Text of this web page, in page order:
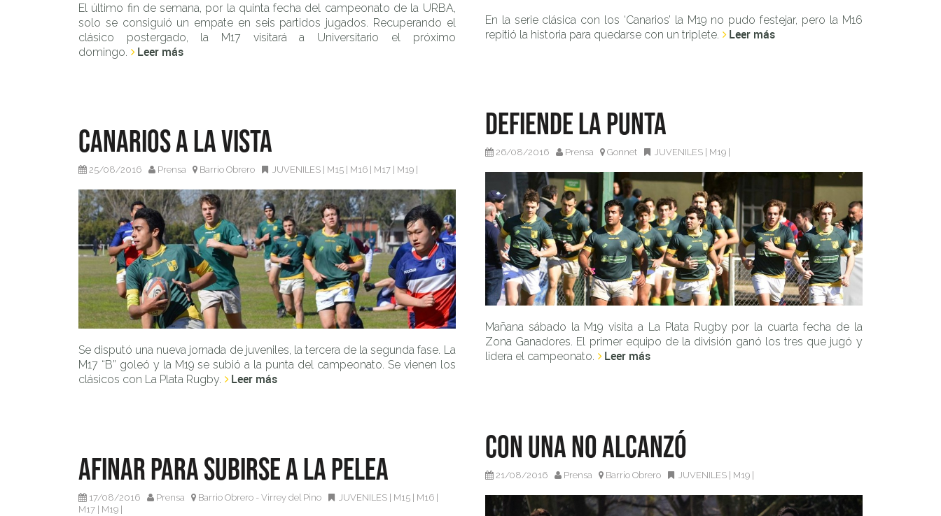
El último fin de semana, por la quinta fecha del campeonato de la URBA,
solo se consiguió un empate en seis partidos jugados. Recuperando el
clásico postergado, la M17 visitará a Universitario el próximo
domingo.
Leer más
En la serie clásica con los ‘Canarios’ la M19 no pudo festejar, pero la M16
repitió la historia para quedarse con un triplete.
Leer más
Defiende la punta
26/08/2016 Prensa Gonnet JUVENILES| M19|
Mañana sábado la M19 visita a La Plata Rugby por la cuarta fecha de la
Zona Ganadores. El primer equipo de la división ganó los tres que jugó y
lidera el campeonato.
Leer más
Canarios a la vista
25/08/2016 Prensa Barrio Obrero JUVENILES| M15| M16| M17| M19|
Se disputó una nueva jornada de juveniles, la tercera de la segunda fase. La
M17 “B” goleó y la M19 se subió a la punta del campeonato. Se vienen los
clásicos con La Plata Rugby.
Leer más
Con una no alcanzó
21/08/2016 Prensa Barrio Obrero JUVENILES| M19|
Afinar para subirse a la pelea
17/08/2016 Prensa Barrio Obrero - Virrey del Pino JUVENILES| M15| M16|
M17
M19